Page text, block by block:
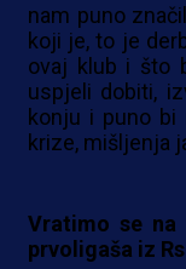
nam puno
koji je, to je
ovaj klub i što
uspjeli dobiti,
konju i puno bi
krize, mišljenja
Vratimo se na
prvoligaša iz